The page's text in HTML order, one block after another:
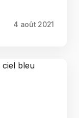
4 août 2021